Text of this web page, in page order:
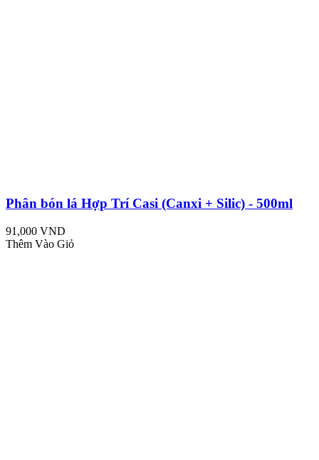
Phân bón lá Hợp Trí Casi (Canxi + Silic) - 500ml
91,000 VND
Thêm Vào Giỏ